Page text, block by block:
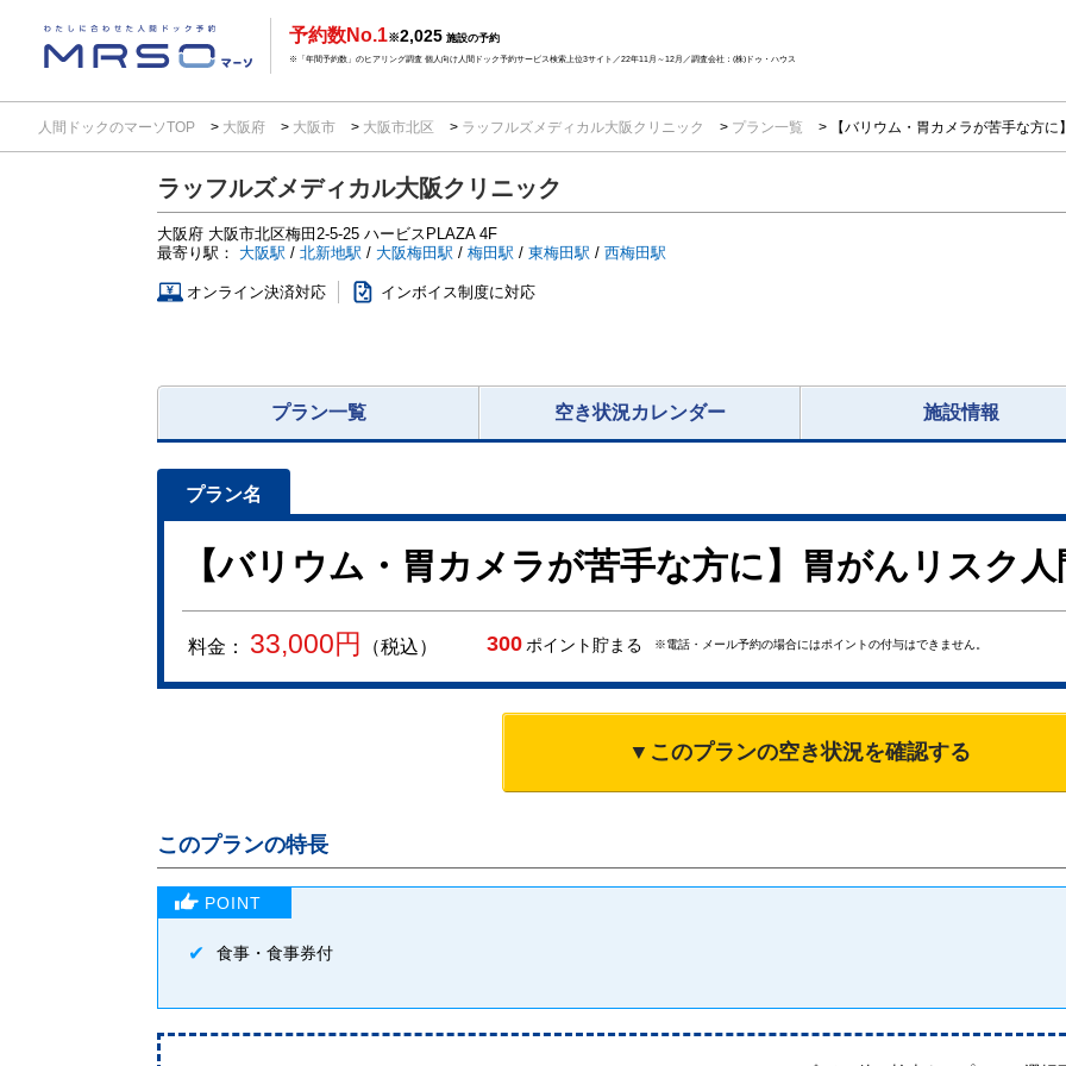
予約数No.1※2,025 施設の予約
※「年間予約数」のヒアリング調査 個人向け人間ドック予約サービス検索上位3サイト／22年11月～12月／調査会社：(株)ドゥ・ハウス
人間ドックのマーソTOP 大阪府 大阪市 大阪市北区 ラッフルズメディカル大阪クリニック プラン一覧 【バリウム・胃カメラが苦手な方
ラッフルズメディカル大阪クリニック
大阪府 大阪市北区梅田2-5-25 ハービスPLAZA 4F
最寄り駅： 大阪駅 / 北新地駅 / 大阪梅田駅 / 梅田駅 / 東梅田駅 / 西梅田駅
オンライン決済対応 インボイス制度に対応
プラン一覧 空き状況カレンダー 施設情報
【バリウム・胃カメラが苦手な方に】胃がんリスク
料金： 33,000円 （税込） 300 ポイント貯まる ※電話・メール予約の場合にはポイントの付与はできません。
▼このプランの空き状況を確認する
このプランの特長
食事・食事券付